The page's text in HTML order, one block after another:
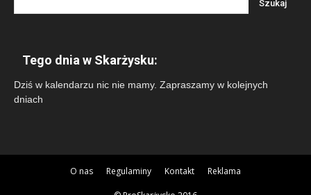
Tego dnia w Skarżysku:
Dziś w kalendarzu nic nie mamy. Zapraszamy w kolejnych
dniach
O nas Regulaminy Kontakt Reklama